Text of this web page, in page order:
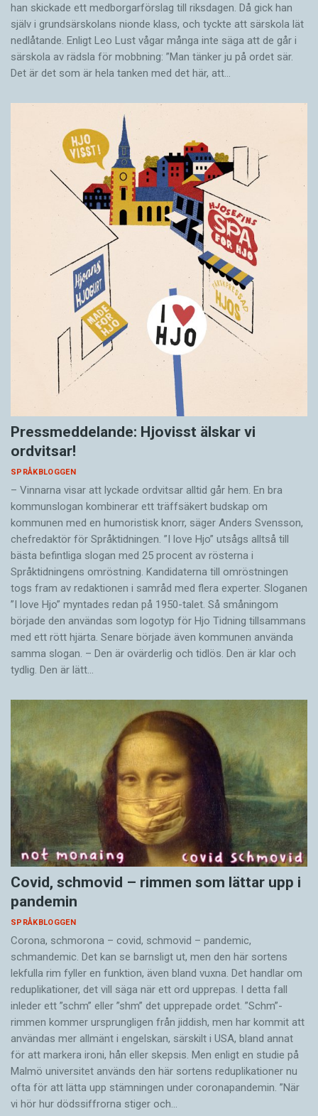
han skickade ett medborgarförslag till riksdagen. Då gick han
själv i grundsärskolans nionde klass, och tyckte att särskola lät
nedlåtande. Enligt Leo Lust vågar många inte säga att de går i
särskola av rädsla för mobbning: ”Man tänker ju på ordet sär.
Det är det som är hela tanken med det här, att…
Pressmeddelande: Hjovisst älskar vi
ordvitsar!
SPRÅKBLOGGEN
– Vinnarna visar att lyckade ordvitsar alltid går hem. En bra
kommunslogan kombinerar ett träffsäkert budskap om
kommunen med en humoristisk knorr, säger Anders Svensson,
chefredaktör för Språktidningen. ”I love Hjo” utsågs alltså till
bästa befintliga slogan med 25 procent av rösterna i
Språktidningens omröstning. Kandidaterna till omröstningen
togs fram av redaktionen i samråd med flera experter. Sloganen
”I love Hjo” myntades redan på 1950-talet. Så småningom
började den användas som logotyp för Hjo Tidning tillsammans
med ett rött hjärta. Senare började även kommunen använda
samma slogan. – Den är ovärderlig och tidlös. Den är klar och
tydlig. Den är lätt…
Covid, schmovid – rimmen som lättar upp i
pandemin
SPRÅKBLOGGEN
Corona, schmorona – covid, schmovid – pandemic,
schmandemic. Det kan se barnsligt ut, men den här sortens
lekfulla rim fyller en funktion, även bland vuxna. Det handlar om
reduplikationer, det vill säga när ett ord upprepas. I detta fall
inleder ett ”schm” eller ”shm” det upprepade ordet. ”Schm”-
rimmen kommer ursprungligen från jiddish, men har kommit att
användas mer allmänt i engelskan, särskilt i USA, bland annat
för att markera ironi, hån eller skepsis. Men enligt en studie på
Malmö universitet används den här sortens reduplikationer nu
ofta för att lätta upp stämningen under coronapandemin. ”När
vi hör hur dödssiffrorna stiger och…